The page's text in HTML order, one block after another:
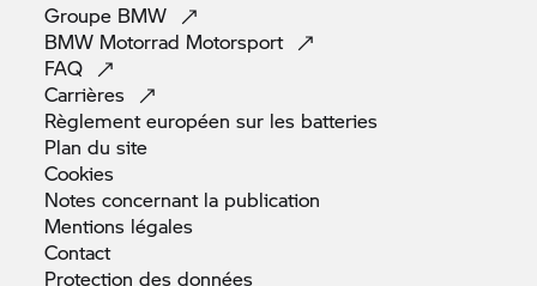
Groupe BMW
BMW Motorrad Motorsport
FAQ
Carrières
Règlement européen sur les batteries
Plan dusite
Cookies
Notes concernant la publication
Mentions légales
Contact
Protection desdonnées